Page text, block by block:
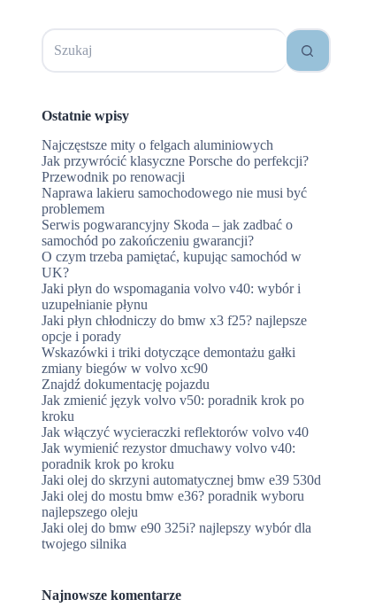
Brak
wyników
Ostatnie wpisy
Najczęstsze mity o felgach aluminiowych
Jak przywrócić klasyczne Porsche do perfekcji?
Przewodnik po renowacji
Naprawa lakieru samochodowego nie musi być
problemem
Serwis pogwarancyjny Skoda – jak zadbać o
samochód po zakończeniu gwarancji?
O czym trzeba pamiętać, kupując samochód w
UK?
Jaki płyn do wspomagania volvo v40: wybór i
uzupełnianie płynu
Jaki płyn chłodniczy do bmw x3 f25? najlepsze
opcje i porady
Wskazówki i triki dotyczące demontażu gałki
zmiany biegów w volvo xc90
Znajdź dokumentację pojazdu
Jak zmienić język volvo v50: poradnik krok po
kroku
Jak włączyć wycieraczki reflektorów volvo v40
Jak wymienić rezystor dmuchawy volvo v40:
poradnik krok po kroku
Jaki olej do skrzyni automatycznej bmw e39 530d
Jaki olej do mostu bmw e36? poradnik wyboru
najlepszego oleju
Jaki olej do bmw e90 325i? najlepszy wybór dla
twojego silnika
Najnowsze komentarze